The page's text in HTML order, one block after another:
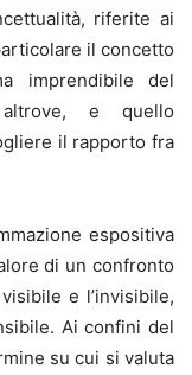
riferite ai
il concetto
imprendibile del
e quello
il rapporto fra
espositiva
di un confronto
e l’invisibile,
Ai confini del
su cui si valuta